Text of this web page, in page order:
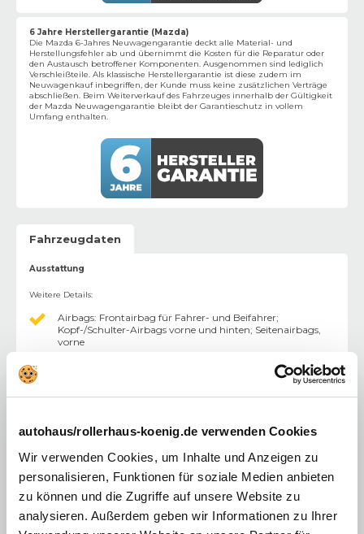
autohaus/rollerhaus-koenig.de verwenden Cookies
Wir verwenden Cookies, um Inhalte und Anzeigen zu
personalisieren, Funktionen für soziale Medien anbieten
zu können und die Zugriffe auf unsere Website zu
analysieren. Außerdem geben wir Informationen zu Ihrer
6 Jahre Herstellergarantie (Mazda)
Die Mazda 6-Jahres Neuwagengarantie deckt alle Material- und
Herstellungsfehler ab und übernimmt die Kosten für die Reparatur oder
den Austausch betroffener Komponenten. Ausgenommen sind lediglich
Verschleißteile. Als klassische Herstellergarantie ist diese zudem im
Neuwagenkauf inbegriffen, der Kunde muss keine zusätzlichen Verträge
abschließen. Beim Weiterverkauf des Fahrzeuges innerhalb der Gültigkeit
der Mazda Neuwagengarantie bleibt der Garantieschutz in vollem
Umfang enthalten.
Fahrzeugdaten
Ausstattung
Weitere Details:
Airbags: Frontairbag für Fahrer- und Beifahrer;
Kopf-/Schulter-Airbags vorne und hinten; Seitenairbags,
vorne
Klimaautomatik
Sitzheizung vorne und hinten
Lederlenkrad mit Lenkradheizung